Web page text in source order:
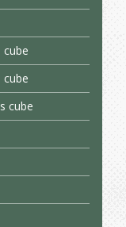
cube
cube
cube